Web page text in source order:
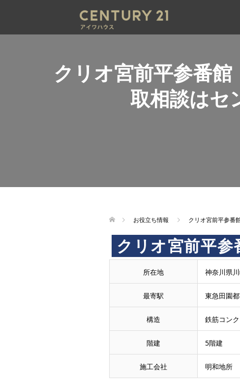
クリオ宮前平参番
取相談はセ
お役立ち情報 クリオ宮前平参番
クリオ宮前平参
所在地 神奈川県
最寄駅 東急田園
構造 鉄筋コン
階建 5階建
施工会社 明和地所